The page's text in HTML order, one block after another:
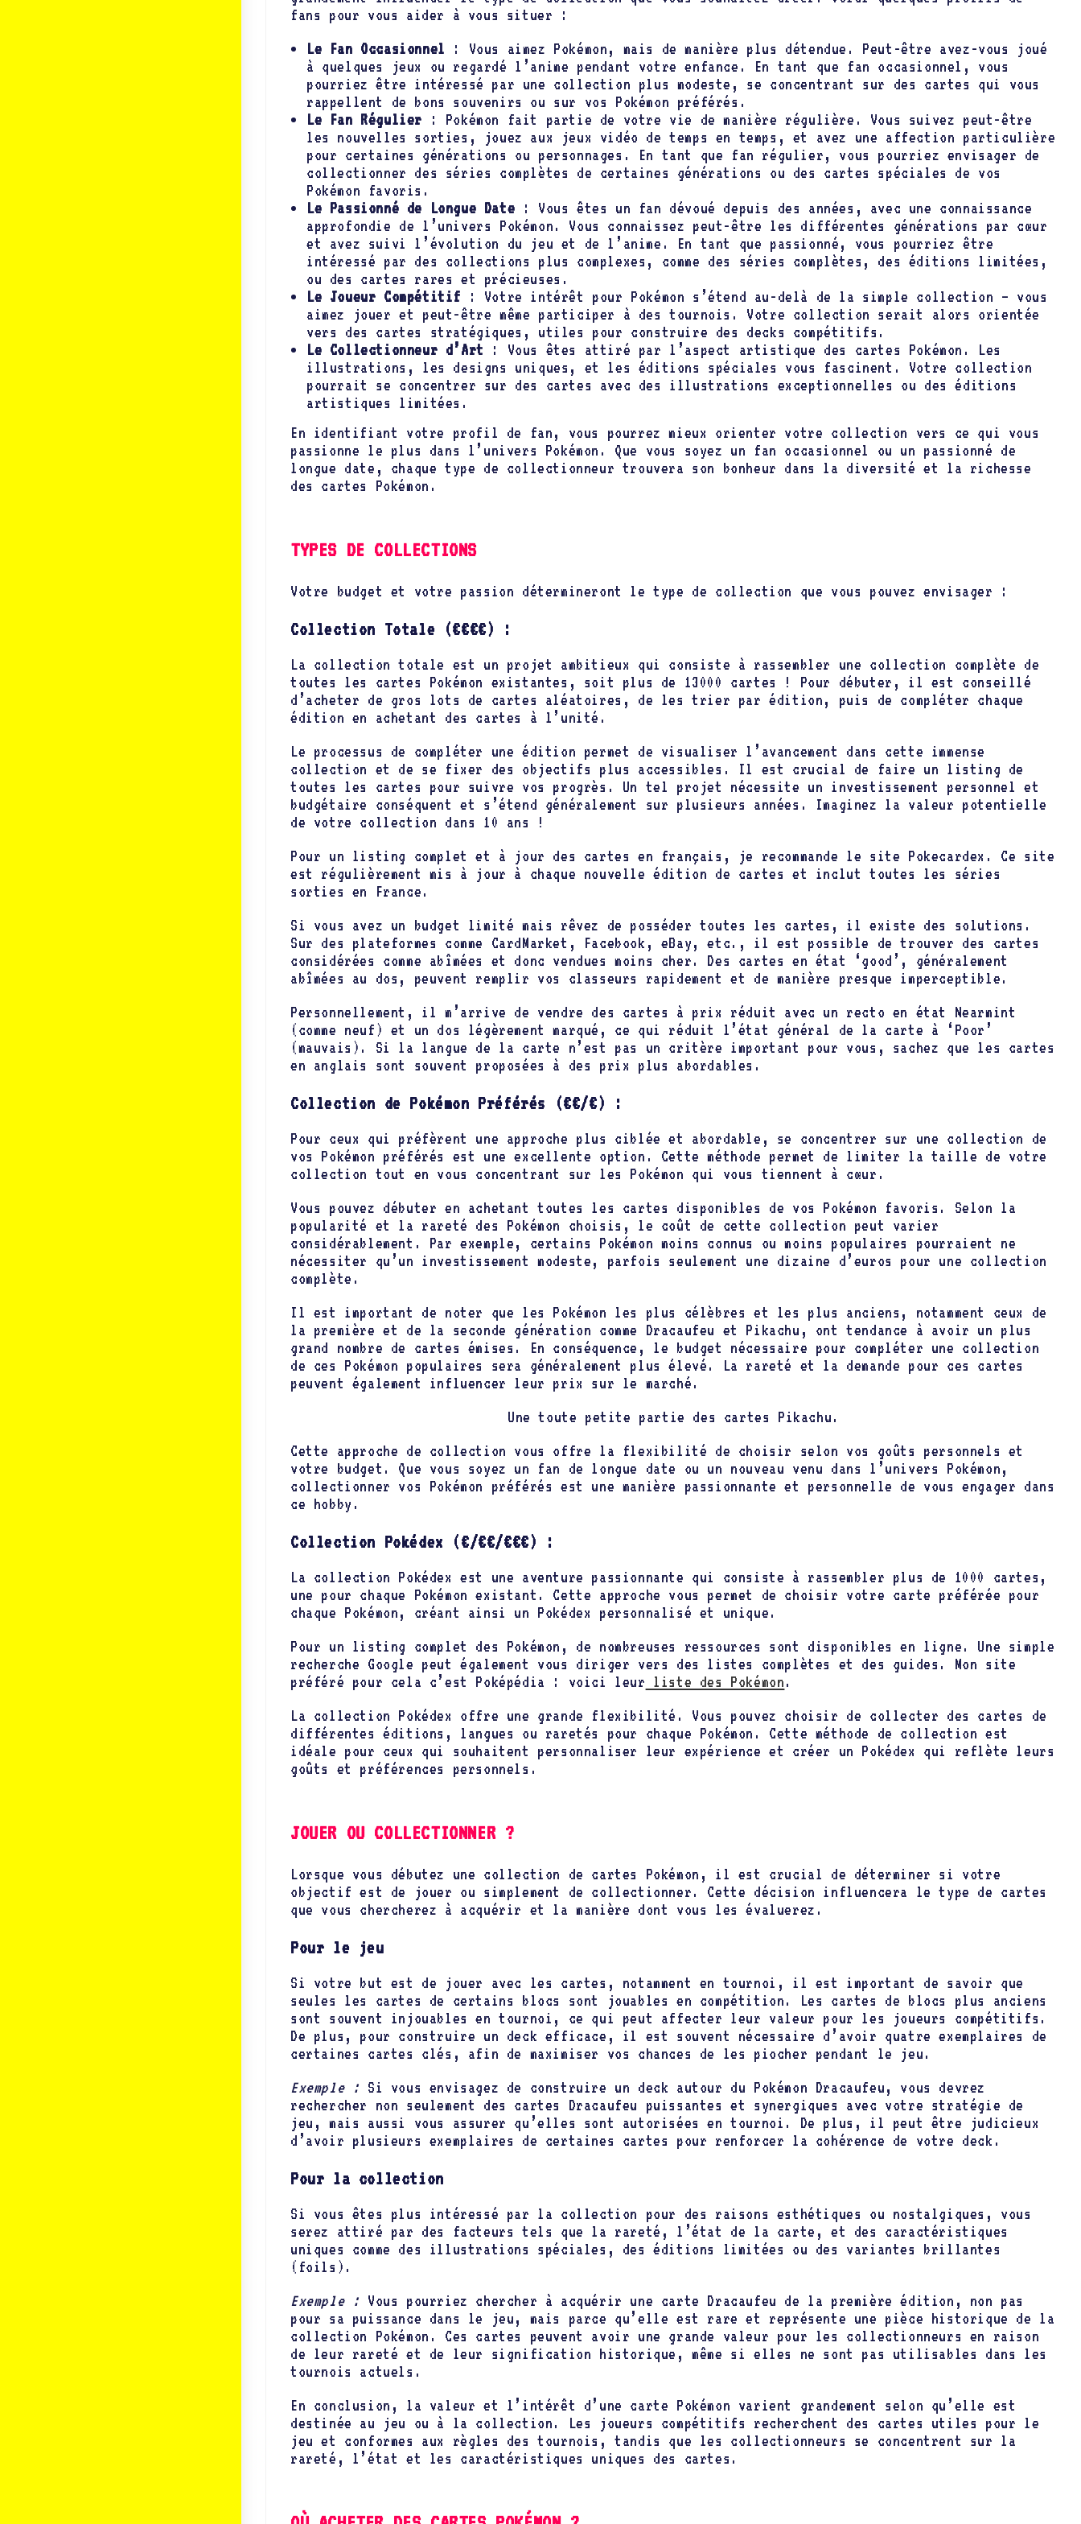
fans pour vous aider à vous situer :
Le Fan Occasionnel : Vous aimez Pokémon, mais de manière plus détendue. Peut-être avez-vous joué
à quelques jeux ou regardé l’anime pendant votre enfance. En tant que fan occasionnel, vous
pourriez être intéressé par une collection plus modeste, se concentrant sur des cartes qui vous
rappellent de bons souvenirs ou sur vos Pokémon préférés.
Le Fan Régulier : Pokémon fait partie de votre vie de manière régulière. Vous suivez peut-être
les nouvelles sorties, jouez aux jeux vidéo de temps en temps, et avez une affection particulière
pour certaines générations ou personnages. En tant que fan régulier, vous pourriez envisager de
collectionner des séries complètes de certaines générations ou des cartes spéciales de vos
Pokémon favoris.
Le Passionné de Longue Date : Vous êtes un fan dévoué depuis des années, avec une connaissance
approfondie de l’univers Pokémon. Vous connaissez peut-être les différentes générations par cœur
et avez suivi l’évolution du jeu et de l’anime. En tant que passionné, vous pourriez être
intéressé par des collections plus complexes, comme des séries complètes, des éditions limitées,
ou des cartes rares et précieuses.
Le Joueur Compétitif : Votre intérêt pour Pokémon s’étend au-delà de la simple collection – vous
aimez jouer et peut-être même participer à des tournois. Votre collection serait alors orientée
vers des cartes stratégiques, utiles pour construire des decks compétitifs.
Le Collectionneur d’Art : Vous êtes attiré par l’aspect artistique des cartes Pokémon. Les
illustrations, les designs uniques, et les éditions spéciales vous fascinent. Votre collection
pourrait se concentrer sur des cartes avec des illustrations exceptionnelles ou des éditions
artistiques limitées.
En identifiant votre profil de fan, vous pourrez mieux orienter votre collection vers ce qui vous
passionne le plus dans l’univers Pokémon. Que vous soyez un fan occasionnel ou un passionné de
longue date, chaque type de collectionneur trouvera son bonheur dans la diversité et la richesse
des cartes Pokémon.
TYPES DE COLLECTIONS
Votre budget et votre passion détermineront le type de collection que vous pouvez envisager :
Collection Totale (€€€€) :
La collection totale est un projet ambitieux qui consiste à rassembler une collection complète de
toutes les cartes Pokémon existantes, soit plus de 13000 cartes ! Pour débuter, il est conseillé
d’acheter de gros lots de cartes aléatoires, de les trier par édition, puis de compléter chaque
édition en achetant des cartes à l’unité.
Le processus de compléter une édition permet de visualiser l’avancement dans cette immense
collection et de se fixer des objectifs plus accessibles. Il est crucial de faire un listing de
toutes les cartes pour suivre vos progrès. Un tel projet nécessite un investissement personnel et
budgétaire conséquent et s’étend généralement sur plusieurs années. Imaginez la valeur potentielle
de votre collection dans 10 ans !
Pour un listing complet et à jour des cartes en français, je recommande le site Pokecardex. Ce site
est régulièrement mis à jour à chaque nouvelle édition de cartes et inclut toutes les séries
sorties en France.
Si vous avez un budget limité mais rêvez de posséder toutes les cartes, il existe des solutions.
Sur des plateformes comme CardMarket, Facebook, eBay, etc., il est possible de trouver des cartes
considérées comme abîmées et donc vendues moins cher. Des cartes en état ‘good’, généralement
abîmées au dos, peuvent remplir vos classeurs rapidement et de manière presque imperceptible.
Personnellement, il m’arrive de vendre des cartes à prix réduit avec un recto en état Nearmint
(comme neuf) et un dos légèrement marqué, ce qui réduit l’état général de la carte à ‘Poor’
(mauvais). Si la langue de la carte n’est pas un critère important pour vous, sachez que les cartes
en anglais sont souvent proposées à des prix plus abordables.
Collection de Pokémon Préférés (€€/€) :
Pour ceux qui préfèrent une approche plus ciblée et abordable, se concentrer sur une collection de
vos Pokémon préférés est une excellente option. Cette méthode permet de limiter la taille de votre
collection tout en vous concentrant sur les Pokémon qui vous tiennent à cœur.
Vous pouvez débuter en achetant toutes les cartes disponibles de vos Pokémon favoris. Selon la
popularité et la rareté des Pokémon choisis, le coût de cette collection peut varier
considérablement. Par exemple, certains Pokémon moins connus ou moins populaires pourraient ne
nécessiter qu’un investissement modeste, parfois seulement une dizaine d’euros pour une collection
complète.
Il est important de noter que les Pokémon les plus célèbres et les plus anciens, notamment ceux de
la première et de la seconde génération comme Dracaufeu et Pikachu, ont tendance à avoir un plus
grand nombre de cartes émises. En conséquence, le budget nécessaire pour compléter une collection
de ces Pokémon populaires sera généralement plus élevé. La rareté et la demande pour ces cartes
peuvent également influencer leur prix sur le marché.
Une toute petite partie des cartes Pikachu.
Cette approche de collection vous offre la flexibilité de choisir selon vos goûts personnels et
votre budget. Que vous soyez un fan de longue date ou un nouveau venu dans l’univers Pokémon,
collectionner vos Pokémon préférés est une manière passionnante et personnelle de vous engager dans
ce hobby.
Collection Pokédex (€/€€/€€€) :
La collection Pokédex est une aventure passionnante qui consiste à rassembler plus de 1000 cartes,
une pour chaque Pokémon existant. Cette approche vous permet de choisir votre carte préférée pour
chaque Pokémon, créant ainsi un Pokédex personnalisé et unique.
Pour un listing complet des Pokémon, de nombreuses ressources sont disponibles en ligne. Une simple
recherche Google peut également vous diriger vers des listes complètes et des guides. Mon site
préféré pour cela c’est Poképédia : voici leur liste des Pokémon.
La collection Pokédex offre une grande flexibilité. Vous pouvez choisir de collecter des cartes de
différentes éditions, langues ou raretés pour chaque Pokémon. Cette méthode de collection est
idéale pour ceux qui souhaitent personnaliser leur expérience et créer un Pokédex qui reflète leurs
goûts et préférences personnels.
JOUER OU COLLECTIONNER ?
Lorsque vous débutez une collection de cartes Pokémon, il est crucial de déterminer si votre
objectif est de jouer ou simplement de collectionner. Cette décision influencera le type de cartes
que vous chercherez à acquérir et la manière dont vous les évaluerez.
Pour le jeu
Si votre but est de jouer avec les cartes, notamment en tournoi, il est important de savoir que
seules les cartes de certains blocs sont jouables en compétition. Les cartes de blocs plus anciens
sont souvent injouables en tournoi, ce qui peut affecter leur valeur pour les joueurs compétitifs.
De plus, pour construire un deck efficace, il est souvent nécessaire d’avoir quatre exemplaires de
certaines cartes clés, afin de maximiser vos chances de les piocher pendant le jeu.
Exemple : Si vous envisagez de construire un deck autour du Pokémon Dracaufeu, vous devrez
rechercher non seulement des cartes Dracaufeu puissantes et synergiques avec votre stratégie de
jeu, mais aussi vous assurer qu’elles sont autorisées en tournoi. De plus, il peut être judicieux
d’avoir plusieurs exemplaires de certaines cartes pour renforcer la cohérence de votre deck.
Pour la collection
Si vous êtes plus intéressé par la collection pour des raisons esthétiques ou nostalgiques, vous
serez attiré par des facteurs tels que la rareté, l’état de la carte, et des caractéristiques
uniques comme des illustrations spéciales, des éditions limitées ou des variantes brillantes
(foils).
Exemple : Vous pourriez chercher à acquérir une carte Dracaufeu de la première édition, non pas
pour sa puissance dans le jeu, mais parce qu’elle est rare et représente une pièce historique de la
collection Pokémon. Ces cartes peuvent avoir une grande valeur pour les collectionneurs en raison
de leur rareté et de leur signification historique, même si elles ne sont pas utilisables dans les
tournois actuels.
En conclusion, la valeur et l’intérêt d’une carte Pokémon varient grandement selon qu’elle est
destinée au jeu ou à la collection. Les joueurs compétitifs recherchent des cartes utiles pour le
jeu et conformes aux règles des tournois, tandis que les collectionneurs se concentrent sur la
rareté, l’état et les caractéristiques uniques des cartes.